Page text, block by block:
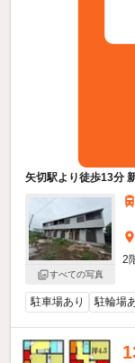
矢切駅より徒歩13分
すべての写真
2
駐車場あり 駐輪場